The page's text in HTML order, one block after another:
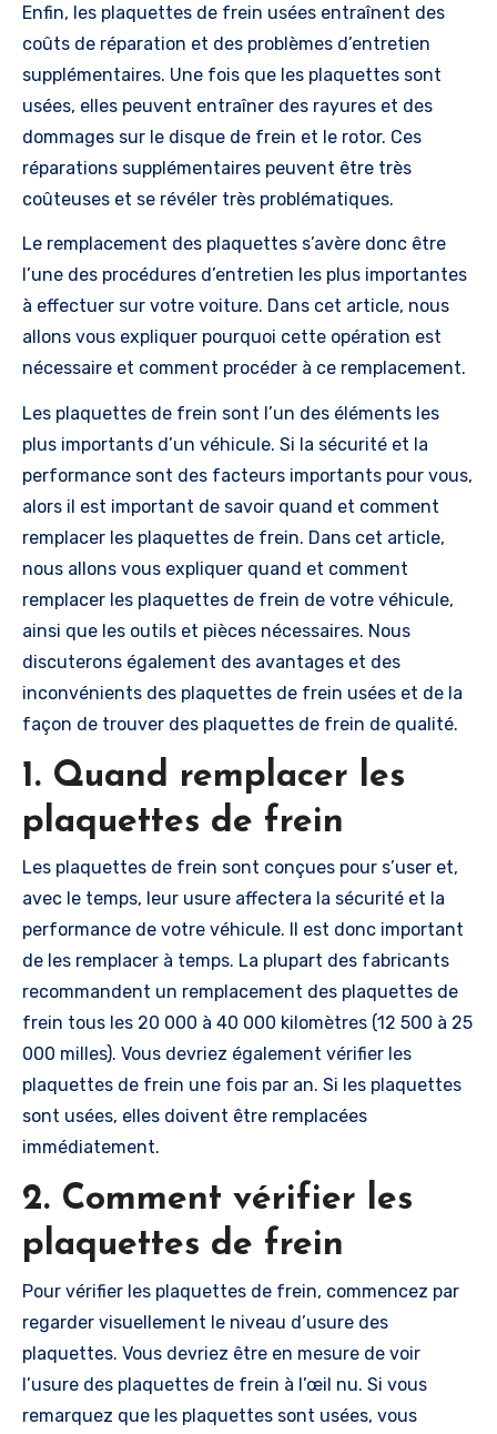
Enfin, les plaquettes de frein usées entraînent des
coûts de réparation et des problèmes d’entretien
supplémentaires. Une fois que les plaquettes sont
usées, elles peuvent entraîner des rayures et des
dommages sur le disque de frein et le rotor. Ces
réparations supplémentaires peuvent être très
coûteuses et se révéler très problématiques.
Le remplacement des plaquettes s’avère donc être
l’une des procédures d’entretien les plus importantes
à effectuer sur votre voiture. Dans cet article, nous
allons vous expliquer pourquoi cette opération est
nécessaire et comment procéder à ce remplacement.
Les plaquettes de frein sont l’un des éléments les
plus importants d’un véhicule. Si la sécurité et la
performance sont des facteurs importants pour vous,
alors il est important de savoir quand et comment
remplacer les plaquettes de frein. Dans cet article,
nous allons vous expliquer quand et comment
remplacer les plaquettes de frein de votre véhicule,
ainsi que les outils et pièces nécessaires. Nous
discuterons également des avantages et des
inconvénients des plaquettes de frein usées et de la
façon de trouver des plaquettes de frein de qualité.
1. Quand remplacer les
plaquettes de frein
Les plaquettes de frein sont conçues pour s’user et,
avec le temps, leur usure affectera la sécurité et la
performance de votre véhicule. Il est donc important
de les remplacer à temps. La plupart des fabricants
recommandent un remplacement des plaquettes de
frein tous les 20 000 à 40 000 kilomètres (12 500 à 25
000 milles). Vous devriez également vérifier les
plaquettes de frein une fois par an. Si les plaquettes
sont usées, elles doivent être remplacées
immédiatement.
2. Comment vérifier les
plaquettes de frein
Pour vérifier les plaquettes de frein, commencez par
regarder visuellement le niveau d’usure des
plaquettes. Vous devriez être en mesure de voir
l’usure des plaquettes de frein à l’œil nu. Si vous
remarquez que les plaquettes sont usées, vous